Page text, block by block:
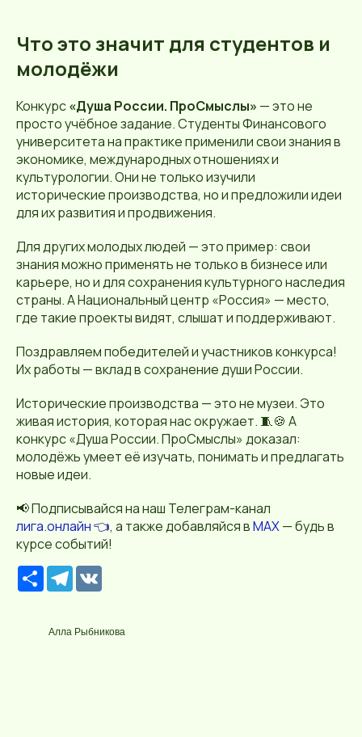
Что это значит для студентов и
молодёжи
Конкурс«Душа России. ПроСмыслы» — это не
просто учёбное задание. Студенты Финансового
университета на практике применили свои знания в
экономике, международных отношениях и
культурологии. Они не только изучили
исторические производства, но и предложили идеи
для их развития и продвижения.
Для других молодых людей — это пример: свои
знания можно применять не только в бизнесе или
карьере, но и для сохранения культурного наследия
страны. А Национальный центр «Россия» — место,
где такие проекты видят, слышат и поддерживают.
Поздравляем победителей и участников конкурса!
Их работы — вклад в сохранение души России.
Исторические производства — это не музеи. Это
живая история, которая нас окружает. 🧵🍪 А
конкурс «Душа России. ПроСмыслы» доказал:
молодёжь умеет её изучать, понимать и предлагать
новые идеи.
📢 Подписывайся на наш Телеграм-канал
лига.онлайн👈, а также добавляйся вMAX— будь в
курсе событий!
Р
е
р
с
T
e
g
r
Алла Рыбникова